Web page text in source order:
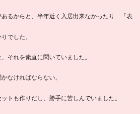
るからと、半年近く入居出来なかったり…「表
でした。
それを素直に聞いていました。
なければならない。
トも作りだし、勝手に苦しんでいました。